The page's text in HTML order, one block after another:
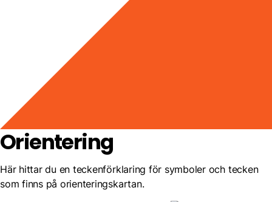
Orientering
Här hittar du en teckenförklaring för symboler och tecken
som finns på orienteringskartan.